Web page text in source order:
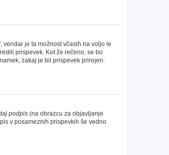
vendar je ta možnost včasih na voljo le
prispevek. Kot že rečeno, se bo
zakaj je bil prispevek prirejen.
podpis (na obrazcu za objavljanje
v posameznih prispevkih še vedno